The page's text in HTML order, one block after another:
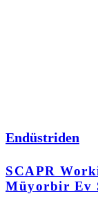
Endüstriden
SCAPR
Müyorbir Ev